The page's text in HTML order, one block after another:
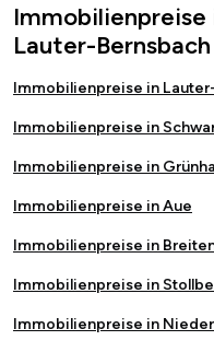
Immobilienpreise
Lauter-Bernsbach
Immobilienpreise in
Immobilienpreise in
Immobilienpreise in
Immobilienpreise in Aue
Immobilienpreise in
Immobilienpreise in
Immobilienpreise in